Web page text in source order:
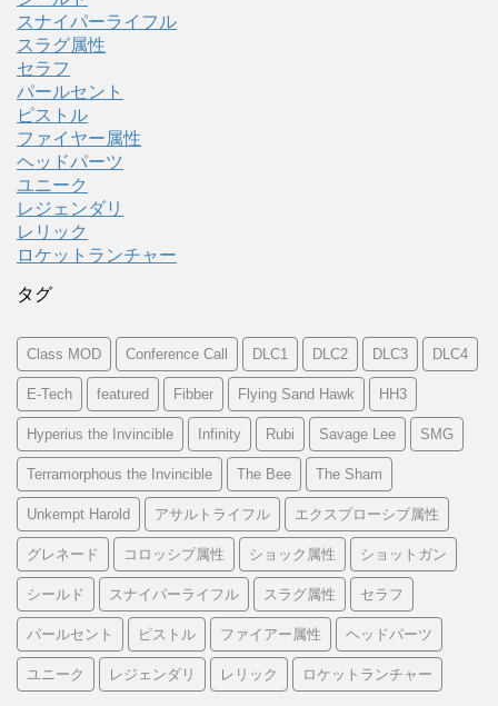
スナイパーライフル
スラグ属性
セラフ
パールセント
ピストル
ファイヤー属性
ヘッドパーツ
ユニーク
レジェンダリ
レリック
ロケットランチャー
タグ
Class MOD Conference Call DLC1 DLC2 DLC3 DLC4
E-Tech featured Fibber Flying Sand Hawk HH3
Hyperius the Invincible Infinity Rubi Savage Lee SMG
Terramorphous the Invincible The Bee The Sham
Unkempt Harold アサルトライフル エクスプローシブ属性
グレネード コロッシプ属性 ショック属性 ショットガン
シールド スナイパーライフル スラグ属性 セラフ
パールセント ピストル ファイアー属性 ヘッドパーツ
ユニーク レジェンダリ レリック ロケットランチャー